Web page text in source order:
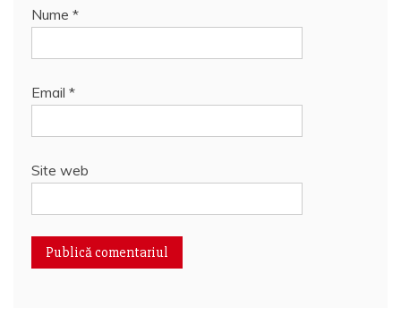
Nume *
Email *
Site web